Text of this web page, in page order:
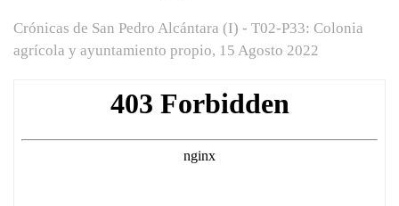
Crónicas de San Pedro Alcántara (I) - T02-P33: Colonia
agrícola y ayuntamiento propio, 15 Agosto 2022